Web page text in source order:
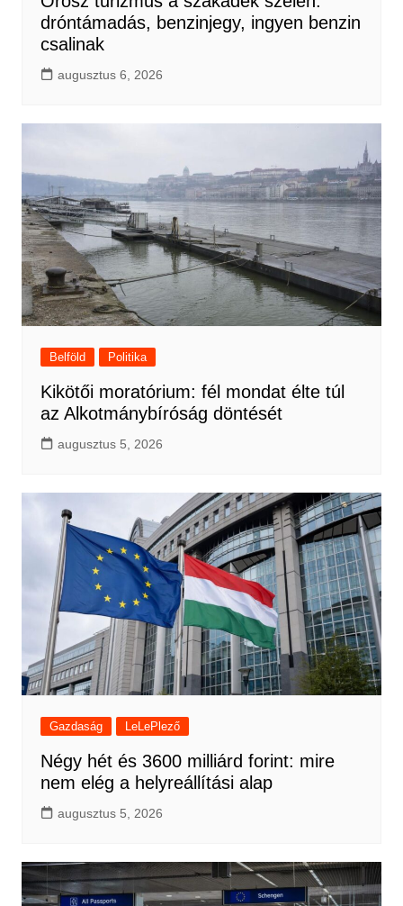
dróntámadás, benzinjegy, ingyen benzin
csalinak
augusztus 6, 2026
Belföld Politika
Kikötői moratórium: fél mondat élte túl
az Alkotmánybíróság döntését
augusztus 5, 2026
Gazdaság LeLePlező
Négy hét és 3600 milliárd forint: mire
nem elég a helyreállítási alap
augusztus 5, 2026